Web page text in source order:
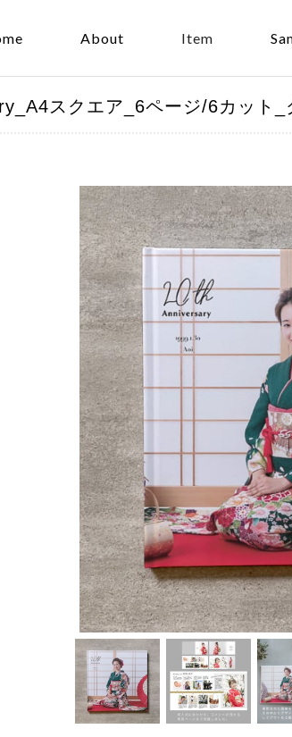
About Item
スクエア_6ページ/6カット_